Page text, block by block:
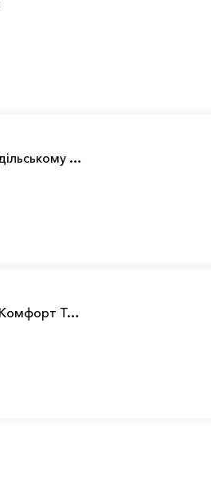
Продаж 2-кімнатної квартири в Подільському р-ні
Продаж 1-кімнатної квартири, ЖК Комфорт Таун